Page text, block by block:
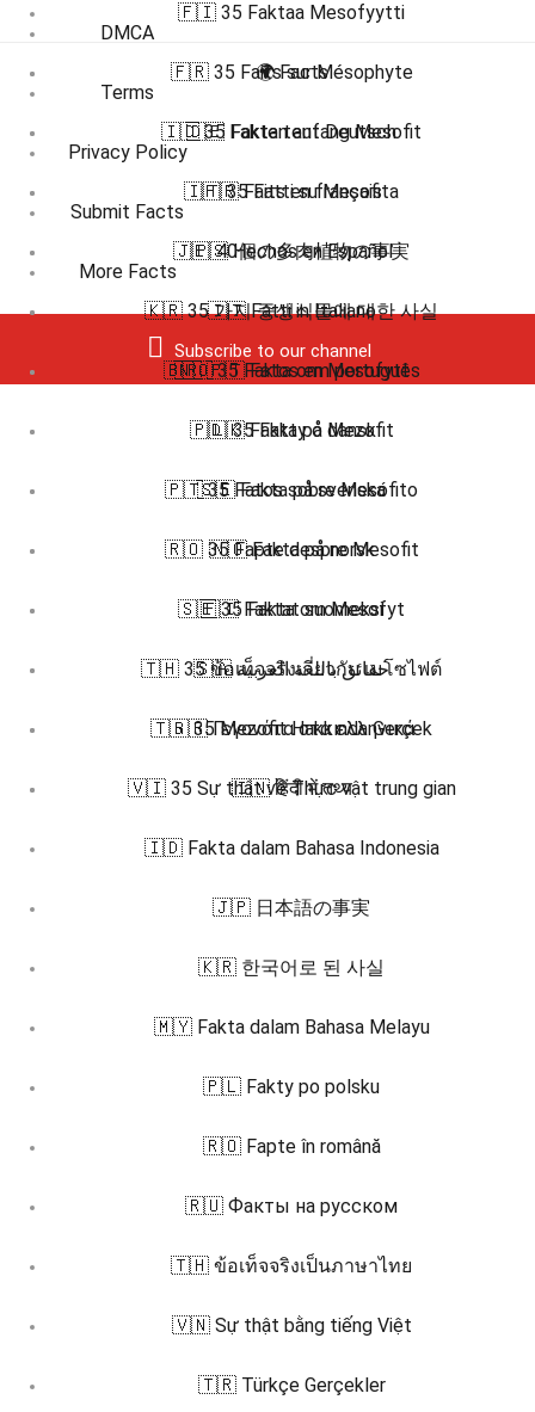
DMCA
Terms
Privacy Policy
Submit Facts
More Facts
Subscribe to our channel
🇫🇮 35 Faktaa Mesofyytti
🇫🇷 35 Faits sur Mésophyte
🇮🇩 35 Fakta tentang Mesofit
🇮🇹 35 Fatti su Mesofita
🇯🇵 40個の多肉植物の事実
🇰🇷 35 가지 중생식물에 대한 사실
🇳🇴 35 Fakta om Mesofytt
🇵🇱 35 Fakty o Mezofit
🇵🇹 35 Fatos sobre Mesófito
🇷🇴 35 Fapte despre Mesofit
🇸🇪 35 Fakta om Mesofyt
🇹🇭 35 ข้อเท็จจริงเกี่ยวกับ เมโซไฟต์
🇹🇷 35 Mezofit Hakkında Gerçek
🇻🇮 35 Sự thật về Thực vật trung gian
🌍 Facts
🇩🇪 Fakten auf Deutsch
🇫🇷 Faits en français
🇪🇸 Hechos en Español
🇮🇹 Fatti in Italiano
🇧🇷 🇵🇹 Fatos em português
🇩🇰 Fakta på dansk
🇸🇪 Fakta på svenska
🇳🇴 Fakta på norsk
🇫🇮 Faktat suomeksi
🇸🇦 حقائق باللغة العربية
🇬🇷 Γεγονότα στα ελληνικά
🇮🇳 हिंदी में तथ्य
🇮🇩 Fakta dalam Bahasa Indonesia
🇯🇵 日本語の事実
🇰🇷 한국어로 된 사실
🇲🇾 Fakta dalam Bahasa Melayu
🇵🇱 Fakty po polsku
🇷🇴 Fapte în română
🇷🇺 Факты на русском
🇹🇭 ข้อเท็จจริงเป็นภาษาไทย
🇻🇳 Sự thật bằng tiếng Việt
🇹🇷 Türkçe Gerçekler